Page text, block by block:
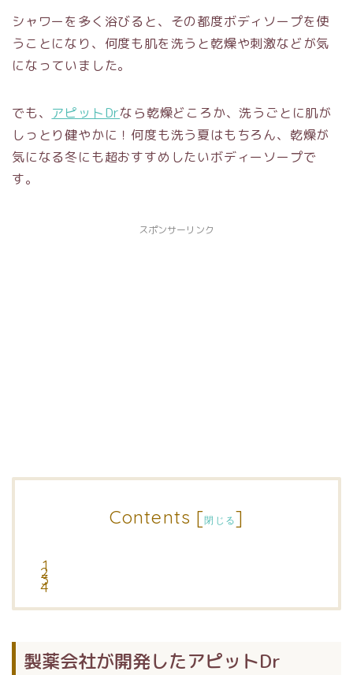
シャワーを多く浴びると、その都度ボディソープを使
うことになり、何度も肌を洗うと乾燥や刺激などが気
になっていました。
でも、 アピットDrなら乾燥どころか、洗うごとに肌が
しっとり健やかに！何度も洗う夏はもちろん、乾燥が
気になる冬にも超おすすめしたいボディーソープで
す。
スポンサーリンク
Contents [閉じる]
製薬会社が開発したアピットDr